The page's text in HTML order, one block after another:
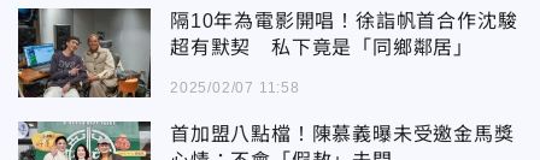
隔10年為電影開唱！徐詣帆首合作沈駿
超有默契 私下竟是「同鄉鄰居」
2025/02/07 11:58
首加盟八點檔！陳慕義曝未受邀金馬獎